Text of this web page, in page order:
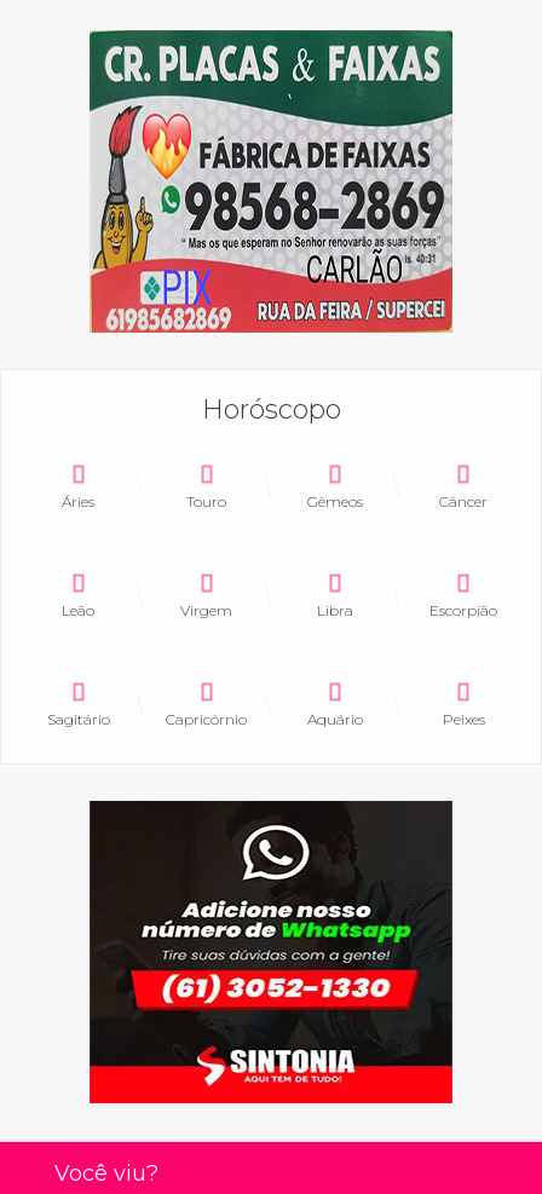
Horóscopo
Áries Touro Gêmeos Câncer
Leão Virgem Libra Escorpião
Sagitário Capricórnio Aquário Peixes
Você viu?